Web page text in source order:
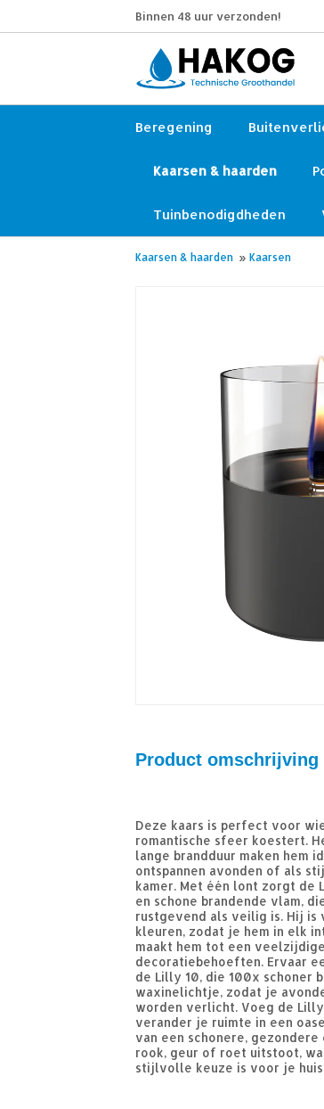
Binnen 48 uur verzonden!
Beregening
Kaarsen & haarden
Tuinbenodigdheden
Kaarsen & haarden » Kaarsen
Product omschrijving
Deze kaars is perfect voor
romantische sfeer koestert.
lange brandduur maken hem
ontspannen avonden of als
kamer. Met één lont zorgt de
en schone brandende vlam,
rustgevend als veilig is. Hij is
kleuren, zodat je hem in elk
maakt hem tot een
decoratiebehoeften. Ervaar
de Lilly 10, die 100x schoner
waxinelichtje, zodat je
worden verlicht. Voeg de
verander je ruimte in een
van een schonere,
rook, geur of roet uitstoot,
stijlvolle keuze is voor je